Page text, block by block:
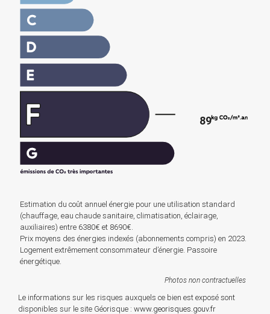
89
Estimation du coût annuel énergie pour une utilisation standard
(chauffage, eau chaude sanitaire, climatisation, éclairage,
auxiliaires) entre 6380€ et 8690€.
Prix moyens des énergies indexés (abonnements compris) en 2023.
Logement extrêmement consommateur d’énergie. Passoire
énergétique.
Photos non contractuelles
Le informations sur les risques auxquels ce bien est exposé sont
disponibles sur le site Géorisque : www.georisques.gouv.fr